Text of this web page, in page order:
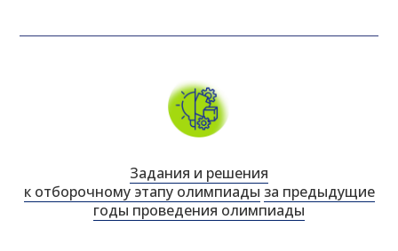
Задания и решения
к отборочному этапу олимпиады за предыдущие
годы проведения олимпиады